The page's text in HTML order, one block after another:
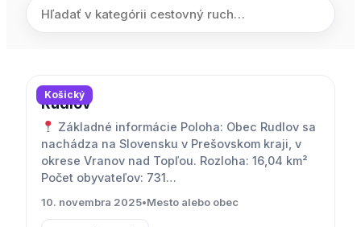
Košický
Rudlov
Základné informácie Poloha: Obec Rudlov sa
nachádza na Slovensku v Prešovskom kraji, v
okrese Vranov nad Topľou. Rozloha: 16,04 km²
Počet obyvateľov: 731…
10. novembra 2025•Mesto alebo obec